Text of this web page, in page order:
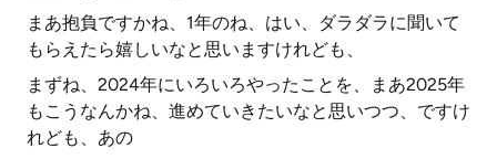
まあ抱負ですかね、1年のね、はい、ダラダラに聞いて
もらえたら嬉しいなと思いますけれども、
まずね、2024年にいろいろやったことを、まあ2025年
もこうなんかね、進めていきたいなと思いつつ、ですけ
れども、あの